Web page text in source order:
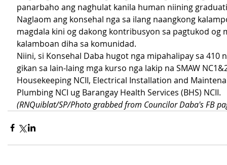
panarbaho ang naghulat kanila human niining
Naglaom ang konsehal nga sa ilang naangkong
magdala kini og dakong kontribusyon sa pagtukod og
kalamboan diha sa komunidad.
Niini, si Konsehal Daba hugot nga mipahalipay sa 410
gikan sa lain-laing mga kurso nga lakip na SMAW
Housekeeping NCII, Electrical Installation and
Plumbing NCI ug Barangay Health Services (BHS) NCII.
(RNQuiblat/SP/Photo grabbed from Councilor Daba's FB